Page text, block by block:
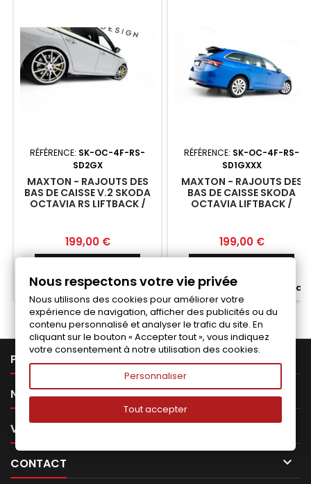
RÉFÉRENCE: SK-OC-4F-RS-
SD2GX
MAXTON - RAJOUTS DES
BAS DE CAISSE V.2 SKODA
OCTAVIA RS LIFTBACK /
Prix
199,00 €
Fabriqué a la commande
RÉFÉRENCE: SK-OC-4F-RS-
SD1GXXX
MAXTON - RAJOUTS DES
BAS DE CAISSE SKODA
OCTAVIA LIFTBACK /
Prix
199,00 €
Fabriqué a la commande
PRODUITS
NOTRE SOCIÉTÉ 
VOTRE COMPTE 
CONTACT 
Nous respectons votre vie privée
Nous utilisons des cookies pour améliorer votre
expérience de navigation, afficher des publicités ou du
contenu personnalisé et analyser le trafic du site. En
cliquant sur le bouton « Accepter tout », vous indiquez
votre consentement à notre utilisation des cookies.
Personnaliser
Tout accepter